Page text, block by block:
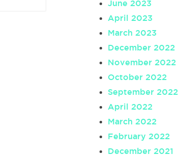
June 2023
April 2023
March 2023
December 2022
November 2022
October 2022
September 2022
April 2022
March 2022
February 2022
December 2021